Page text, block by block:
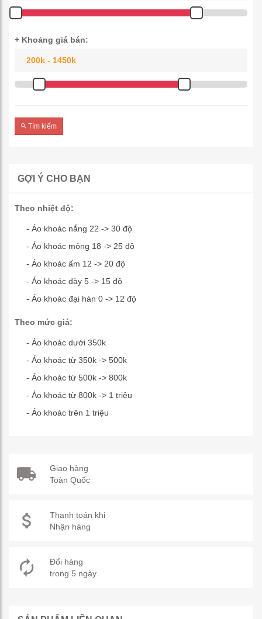
+ Khoảng giá bán:
Tìm kiếm
GỢI Ý CHO BẠN
Theo nhiệt độ:
- Áo khoác nắng 22 -> 30 độ
- Áo khoác mỏng 18 -> 25 độ
- Áo khoác ấm 12 -> 20 độ
- Áo khoác dày 5 -> 15 độ
- Áo khoác đại hàn 0 -> 12 độ
Theo mức giá:
- Áo khoác dưới 350k
- Áo khoác từ 350k -> 500k
- Áo khoác từ 500k -> 800k
- Áo khoác từ 800k -> 1 triệu
- Áo khoác trên 1 triệu
Giao hàng
Toàn Quốc
Thanh toán khi
Nhận hàng
Đổi hàng
trong 5 ngày